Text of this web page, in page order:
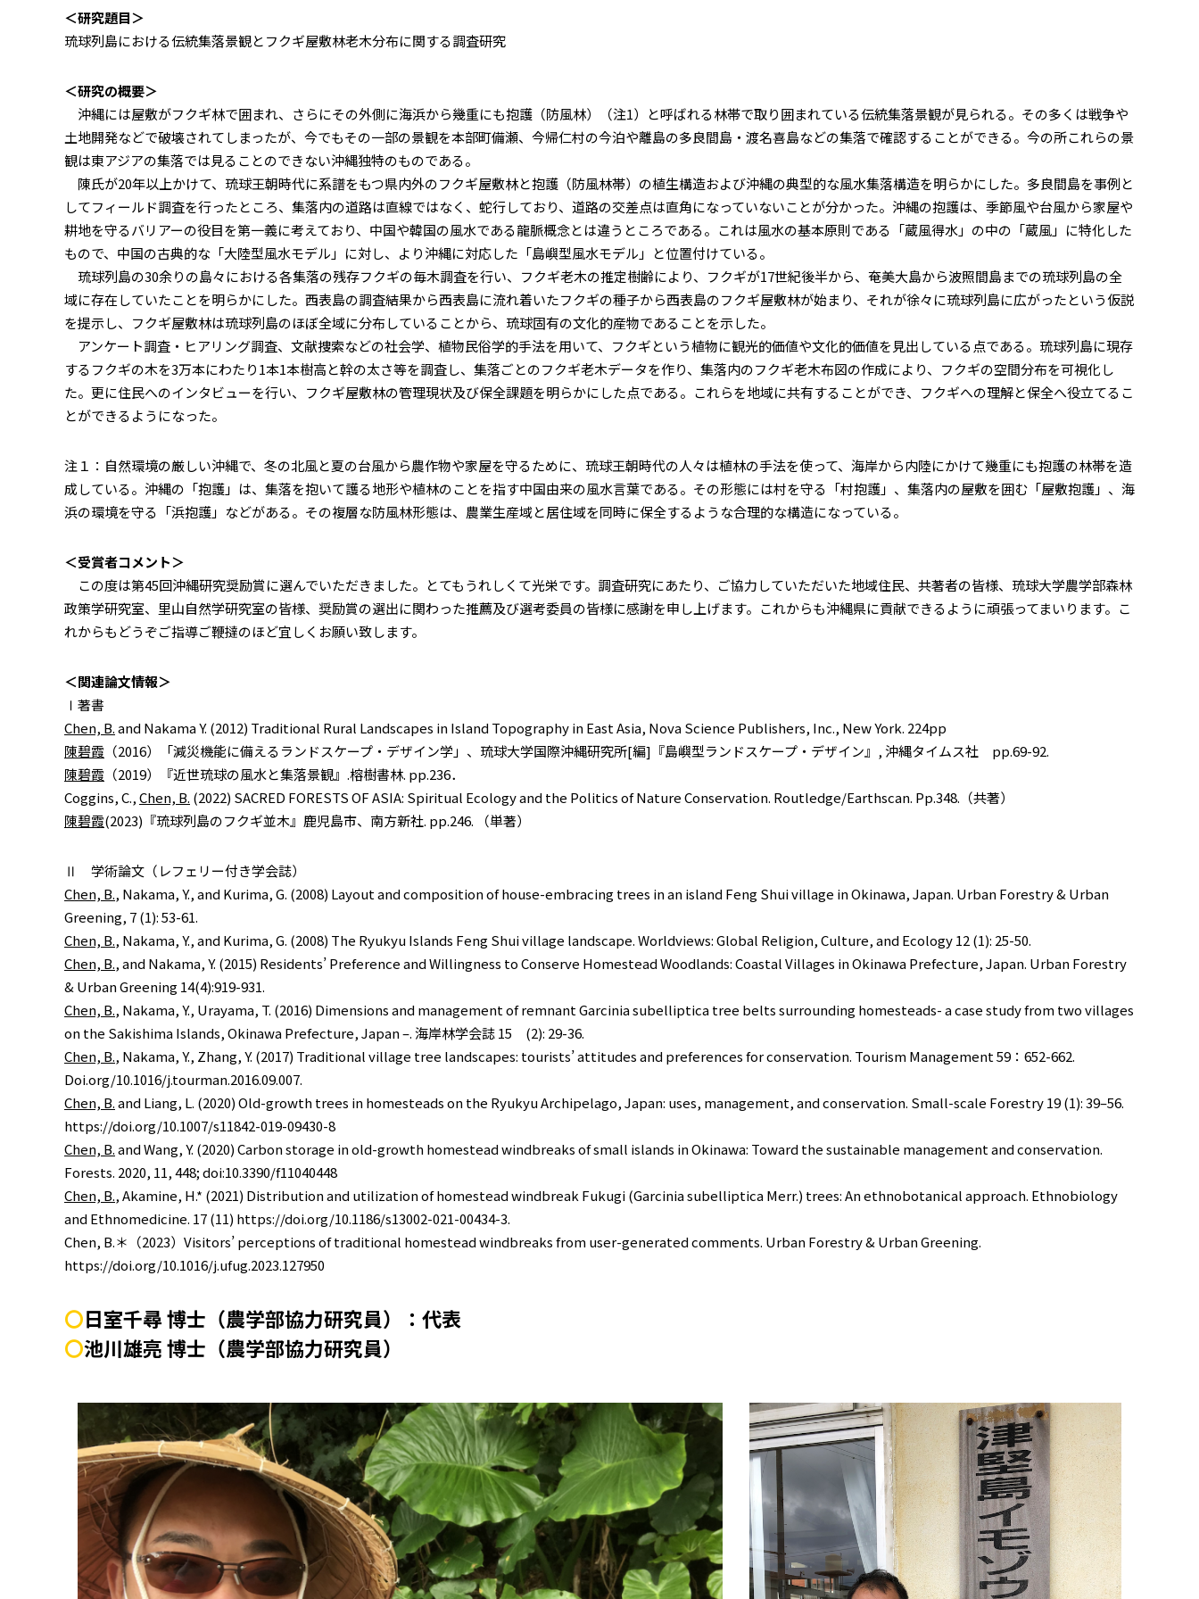
＜研究題目＞
琉球列島における伝統集落景観とフクギ屋敷林老木分布に関する調査研究
＜研究の概要＞
沖縄には屋敷がフクギ林で囲まれ、さらにその外側に海浜から幾重にも抱護（防風林）（注1）と呼ばれる林帯で取り囲まれている伝統集落景観が見られる。その多くは戦争や
土地開発などで破壊されてしまったが、今でもその一部の景観を本部町備瀬、今帰仁村の今泊や離島の多良間島・渡名喜島などの集落で確認することができる。今の所これらの景
観は東アジアの集落では見ることのできない沖縄独特のものである。
陳氏が20年以上かけて、琉球王朝時代に系譜をもつ県内外のフクギ屋敷林と抱護（防風林帯）の植生構造および沖縄の典型的な風水集落構造を明らかにした。多良間島を事例と
してフィールド調査を行ったところ、集落内の道路は直線ではなく、蛇行しており、道路の交差点は直角になっていないことが分かった。沖縄の抱護は、季節風や台風から家屋や
耕地を守るバリアーの役目を第一義に考えており、中国や韓国の風水である龍脈概念とは違うところである。これは風水の基本原則である「蔵風得水」の中の「蔵風」に特化した
もので、中国の古典的な「大陸型風水モデル」に対し、より沖縄に対応した「島嶼型風水モデル」と位置付けている。
琉球列島の30余りの島々における各集落の残存フクギの毎木調査を行い、フクギ老木の推定樹齢により、フクギが17世紀後半から、奄美大島から波照間島までの琉球列島の全
域に存在していたことを明らかにした。西表島の調査結果から西表島に流れ着いたフクギの種子から西表島のフクギ屋敷林が始まり、それが徐々に琉球列島に広がったという仮説
を提示し、フクギ屋敷林は琉球列島のほぼ全域に分布していることから、琉球固有の文化的産物であることを示した。
アンケート調査・ヒアリング調査、文献捜索などの社会学、植物民俗学的手法を用いて、フクギという植物に観光的価値や文化的価値を見出している点である。琉球列島に現存
するフクギの木を3万本にわたり1本1本樹高と幹の太さ等を調査し、集落ごとのフクギ老木データを作り、集落内のフクギ老木布図の作成により、フクギの空間分布を可視化し
た。更に住民へのインタビューを行い、フクギ屋敷林の管理現状及び保全課題を明らかにした点である。これらを地域に共有することができ、フクギへの理解と保全へ役立てるこ
とができるようになった。
注１：自然環境の厳しい沖縄で、冬の北風と夏の台風から農作物や家屋を守るために、琉球王朝時代の人々は植林の手法を使って、海岸から内陸にかけて幾重にも抱護の林帯を造
成している。沖縄の「抱護」は、集落を抱いて護る地形や植林のことを指す中国由来の風水言葉である。その形態には村を守る「村抱護」、集落内の屋敷を囲む「屋敷抱護」、海
浜の環境を守る「浜抱護」などがある。その複層な防風林形態は、農業生産域と居住域を同時に保全するような合理的な構造になっている。
＜受賞者コメント＞
この度は第45回沖縄研究奨励賞に選んでいただきました。とてもうれしくて光栄です。調査研究にあたり、ご協力していただいた地域住民、共著者の皆様、琉球大学農学部森林
政策学研究室、里山自然学研究室の皆様、奨励賞の選出に関わった推薦及び選考委員の皆様に感謝を申し上げます。これからも沖縄県に貢献できるように頑張ってまいります。こ
れからもどうぞご指導ご鞭撻のほど宜しくお願い致します。
＜関連論文情報＞
Ⅰ著書
Chen, B.and Nakama Y. (2012) Traditional Rural Landscapes in Island Topography in East Asia, Nova Science Publishers, Inc., New York. 224pp
陳碧霞 （2016）「減災機能に備えるランドスケープ・デザイン学」、琉球大学国際沖縄研究所[編]『島嶼型ランドスケープ・デザイン』, 沖縄タイムス社 pp.69-92.
陳碧霞 （2019）『近世琉球の風水と集落景観』.榕樹書林. pp.236．
Coggins, C.,Chen, B. (2022) SACRED FORESTS OF ASIA: Spiritual Ecology and the Politics of Nature Conservation. Routledge/Earthscan. Pp.348.（共著）
陳碧霞(2023)『琉球列島のフクギ並木』鹿児島市、南方新社. pp.246. （単著）
Ⅱ 学術論文（レフェリー付き学会誌）
Chen, B., Nakama, Y., and Kurima, G. (2008) Layout and composition of house-embracing trees in an island Feng Shui village in Okinawa, Japan. Urban Forestry & Urban
Greening, 7 (1): 53-61.
Chen, B., Nakama, Y., and Kurima, G. (2008) The Ryukyu Islands Feng Shui village landscape. Worldviews: Global Religion, Culture, and Ecology 12 (1): 25-50.
Chen, B., and Nakama, Y. (2015) Residents’ Preference and Willingness to Conserve Homestead Woodlands: Coastal Villages in Okinawa Prefecture, Japan. Urban Forestry
& Urban Greening 14(4):919-931.
Chen, B., Nakama, Y., Urayama, T. (2016) Dimensions and management of remnant Garcinia subelliptica tree belts surrounding homesteads- a case study from two villages
on the Sakishima Islands, Okinawa Prefecture, Japan –. 海岸林学会誌 15 (2): 29-36.
Chen, B., Nakama, Y., Zhang, Y. (2017) Traditional village tree landscapes: tourists’ attitudes and preferences for conservation. Tourism Management 59：652-662.
Doi.org/10.1016/j.tourman.2016.09.007.
Chen, B.and Liang, L. (2020) Old-growth trees in homesteads on the Ryukyu Archipelago, Japan: uses, management, and conservation. Small-scale Forestry 19 (1): 39–56.
https://doi.org/10.1007/s11842-019-09430-8
Chen, B.and Wang, Y. (2020) Carbon storage in old-growth homestead windbreaks of small islands in Okinawa: Toward the sustainable management and conservation.
Forests. 2020, 11, 448; doi:10.3390/f11040448
Chen, B., Akamine, H.* (2021) Distribution and utilization of homestead windbreak Fukugi (Garcinia subelliptica Merr.) trees: An ethnobotanical approach. Ethnobiology
and Ethnomedicine. 17 (11) https://doi.org/10.1186/s13002-021-00434-3.
Chen, B.＊（2023）Visitors’ perceptions of traditional homestead windbreaks from user-generated comments. Urban Forestry & Urban Greening.
https://doi.org/10.1016/j.ufug.2023.127950
〇日室千尋 博士（農学部協力研究員）：代表
〇池川雄亮 博士（農学部協力研究員）